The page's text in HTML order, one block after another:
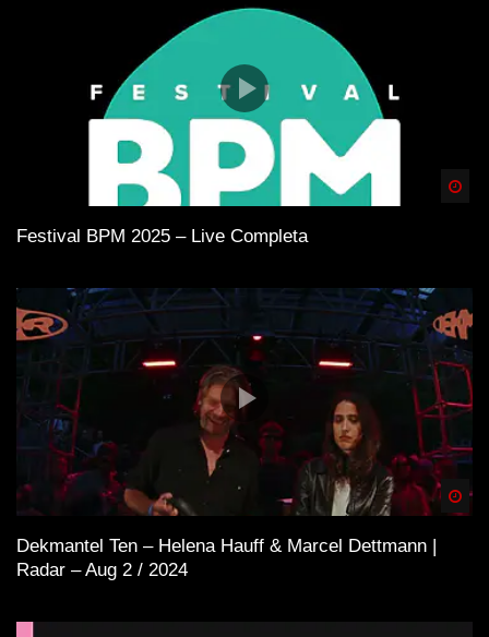
Festival BPM 2025 – Live Completa
Dekmantel Ten – Helena Hauff & Marcel Dettmann |
Radar – Aug 2 / 2024